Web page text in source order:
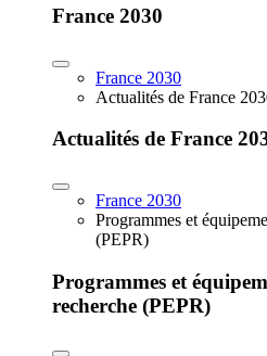
France 2030
France 2030
Actualités de France
Actualités de France
France 2030
Programmes et
(PEPR)
Programmes et
recherche (PEPR)